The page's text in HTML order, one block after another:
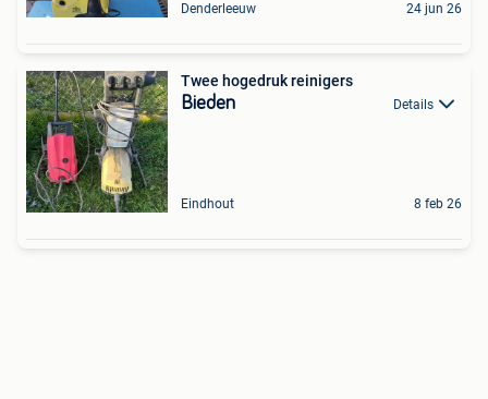
Denderleeuw 24 jun 26
Twee hogedruk reinigers
Bieden Details
Eindhout 8 feb 26